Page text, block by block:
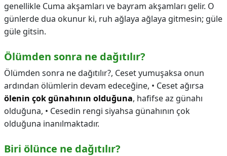
genellikle Cuma akşamları ve bayram akşamları gelir. O
günlerde dua okunur ki, ruh ağlaya ağlaya gitmesin; güle
güle gitsin.
Ölümden sonra ne dağıtılır?
Ölümden sonra ne dağıtılır?, Ceset yumuşaksa onun
ardından ölümlerin devam edeceğine, • Ceset ağırsa
ölenin çok günahının olduğuna, hafifse az günahı
olduğuna, • Cesedin rengi siyahsa günahının çok
olduğuna inanılmaktadır.
Biri ölünce ne dağıtılır?